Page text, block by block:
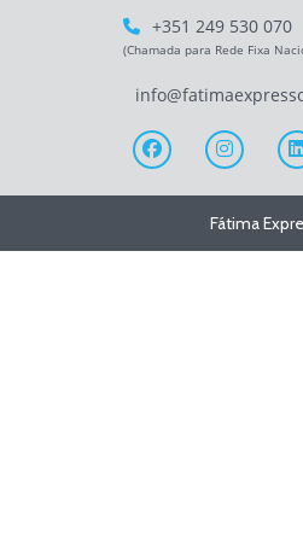
+351 249 530 070
(Chamada para Rede Fixa
Fátima